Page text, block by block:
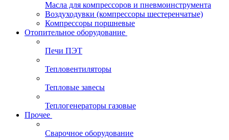
Масла для компрессоров и пневмоинструмента
Воздуходувки (компрессоры шестеренчатые)
Компрессоры поршневые
Отопительное оборудование
Печи ПЭТ
Тепловентиляторы
Тепловые завесы
Теплогенераторы газовые
Прочее
Сварочное оборудование